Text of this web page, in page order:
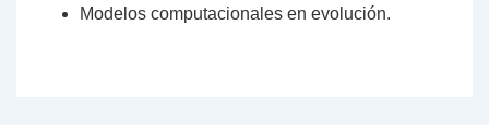
Modelos computacionales en evolución.